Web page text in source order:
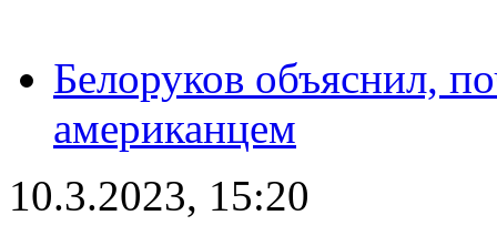
Белоруков объяснил,
американцем
10.3.2023, 15:20